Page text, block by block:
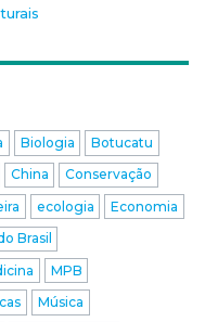
Biologia
Botucatu
China
Conservação
ecologia
Economia
Brasil
MPB
Música